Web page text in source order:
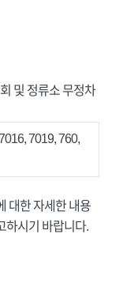
및 정류소 무정차
7019, 760,
대한 자세한 내용
하시기 바랍니다.